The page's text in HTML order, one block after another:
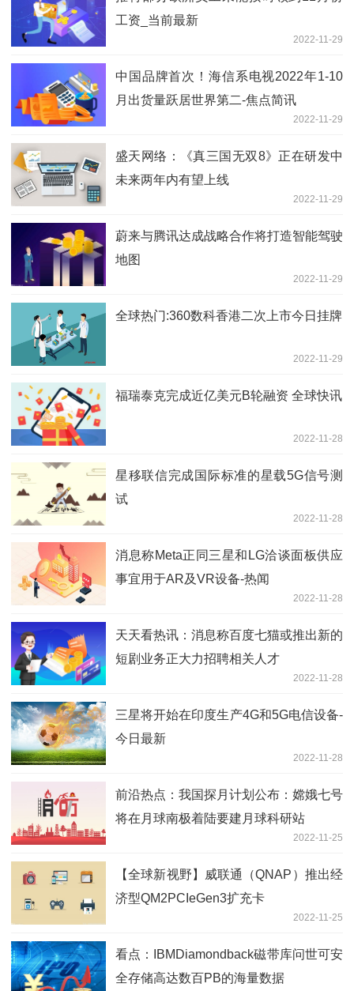
工资_当前最新
2022-11-29
中国品牌首次！海信系电视2022年1-10
月出货量跃居世界第二-焦点简讯
2022-11-29
盛天网络：《真三国无双8》正在研发中
未来两年内有望上线
2022-11-29
蔚来与腾讯达成战略合作将打造智能驾驶
地图
2022-11-29
全球热门:360数科香港二次上市今日挂牌
2022-11-29
福瑞泰克完成近亿美元B轮融资 全球快讯
2022-11-28
星移联信完成国际标准的星载5G信号测
试
2022-11-28
消息称Meta正同三星和LG洽谈面板供应
事宜用于AR及VR设备-热闻
2022-11-28
天天看热讯：消息称百度七猫或推出新的
短剧业务正大力招聘相关人才
2022-11-28
三星将开始在印度生产4G和5G电信设备-
今日最新
2022-11-28
前沿热点：我国探月计划公布：嫦娥七号
将在月球南极着陆要建月球科研站
2022-11-25
【全球新视野】威联通（QNAP）推出经
济型QM2PCIeGen3扩充卡
2022-11-25
看点：IBMDiamondback磁带库问世可安
全存储高达数百PB的海量数据